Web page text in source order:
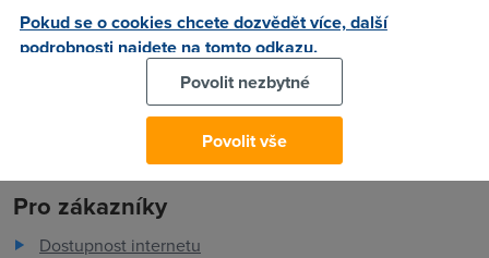
levnejsi CRa premium adsl kde se u novejch tarifu nevi jesli
maj naky omezeni
Pro zákazníky
Dostupnost internetu
Pokud se o cookies chcete dozvědět více, další
podrobnosti najdete na tomto odkazu.
Povolit nezbytné
Povolit vše